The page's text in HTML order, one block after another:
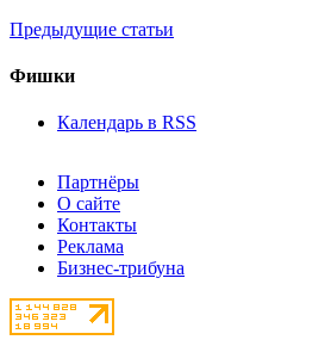
Предыдущие статьи
Фишки
Календарь в RSS
Партнёры
О сайте
Контакты
Реклама
Бизнес-трибуна